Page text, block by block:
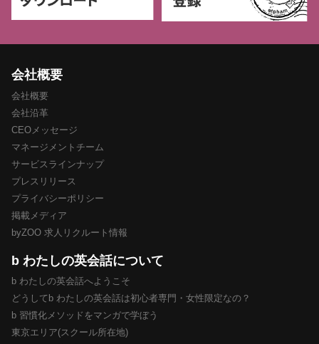
会社概要
会社概要
会社沿革
CEOメッセージ
マネージメントチーム
サービスラインナップ
プレスリリース
プライバシーポリシー
掲載メディア
byZOO 求人リクルート情報
b わたしの英会話について
b わたしの英会話へようこそ
どうしてb わたしの英会話は初心者専門・女性限定なの？
b 習慣化メソッドをマンガで学ぼう
東京エリア(スクール所在地)